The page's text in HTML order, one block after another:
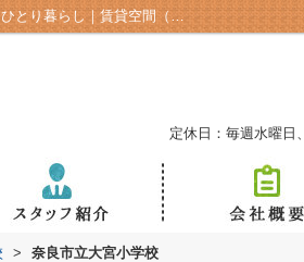
奈良市気になるお得情報をチェック！一人暮らしのお助け情報！｜ 奈良ひとり暮らし｜賃貸空間（株）A-SPACE奈良市の学生向け賃貸
定休日：毎週水曜日
> 奈良市立大宮小学校